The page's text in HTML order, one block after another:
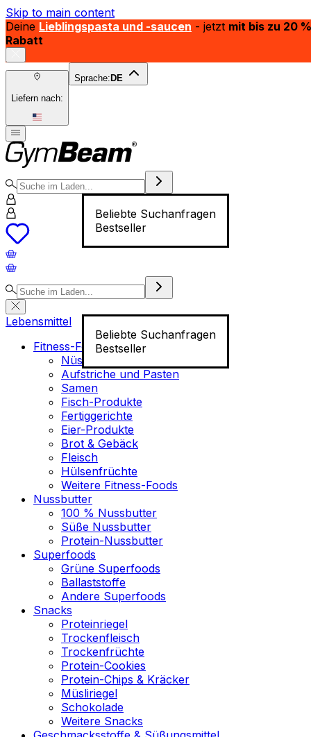
Skip to main content
Deine Lieblingspasta und -saucen - jetzt mit bis zu 20 %
Rabatt
Liefern nach:
Sprache: DE
Beliebte Suchanfragen
Bestseller
Beliebte Suchanfragen
Bestseller
Lebensmittel
Fitness-Food
Nüsse
Aufstriche und Pasten
Samen
Fisch-Produkte
Fertiggerichte
Eier-Produkte
Brot & Gebäck
Fleisch
Hülsenfrüchte
Weitere Fitness-Foods
Nussbutter
100 % Nussbutter
Süße Nussbutter
Protein-Nussbutter
Superfoods
Grüne Superfoods
Ballaststoffe
Andere Superfoods
Snacks
Proteinriegel
Trockenfleisch
Trockenfrüchte
Protein-Cookies
Protein-Chips & Kräcker
Müsliriegel
Schokolade
Weitere Snacks